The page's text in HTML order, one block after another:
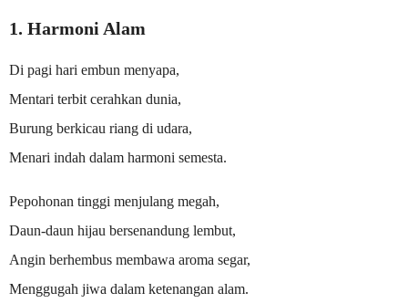
1. Harmoni Alam
Di pagi hari embun menyapa,
Mentari terbit cerahkan dunia,
Burung berkicau riang di udara,
Menari indah dalam harmoni semesta.
Pepohonan tinggi menjulang megah,
Daun-daun hijau bersenandung lembut,
Angin berhembus membawa aroma segar,
Menggugah jiwa dalam ketenangan alam.